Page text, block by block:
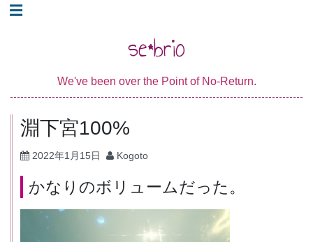
コ☰
se*brio
We've been over the Point of No-Return.
淵下宮100%
2022年1月15日 Kogoto
かなりのボリュームだった。